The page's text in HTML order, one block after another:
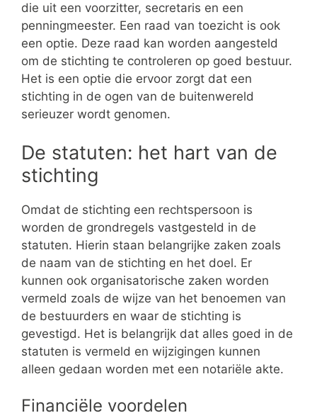
die uit een voorzitter, secretaris en een
penningmeester. Een raad van toezicht is ook
een optie. Deze raad kan worden aangesteld
om de stichting te controleren op goed bestuur.
Het is een optie die ervoor zorgt dat een
stichting in de ogen van de buitenwereld
serieuzer wordt genomen.
De statuten: het hart van de
stichting
Omdat de stichting een rechtspersoon is
worden de grondregels vastgesteld in de
statuten. Hierin staan belangrijke zaken zoals
de naam van de stichting en het doel. Er
kunnen ook organisatorische zaken worden
vermeld zoals de wijze van het benoemen van
de bestuurders en waar de stichting is
gevestigd. Het is belangrijk dat alles goed in de
statuten is vermeld en wijzigingen kunnen
alleen gedaan worden met een notariële akte.
Financiële voordelen